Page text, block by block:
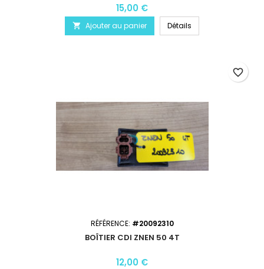
15,00 €
 Ajouter au panier Détails
RÉFÉRENCE: #20092310
BOÎTIER CDI ZNEN 50 4T
12,00 €
favorite_border